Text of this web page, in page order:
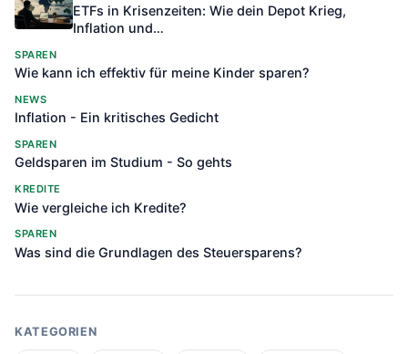
ETFs in Krisenzeiten: Wie dein Depot Krieg,
Inflation und…
SPAREN
Wie kann ich effektiv für meine Kinder sparen?
NEWS
Inflation - Ein kritisches Gedicht
SPAREN
Geldsparen im Studium - So gehts
KREDITE
Wie vergleiche ich Kredite?
SPAREN
Was sind die Grundlagen des Steuersparens?
KATEGORIEN